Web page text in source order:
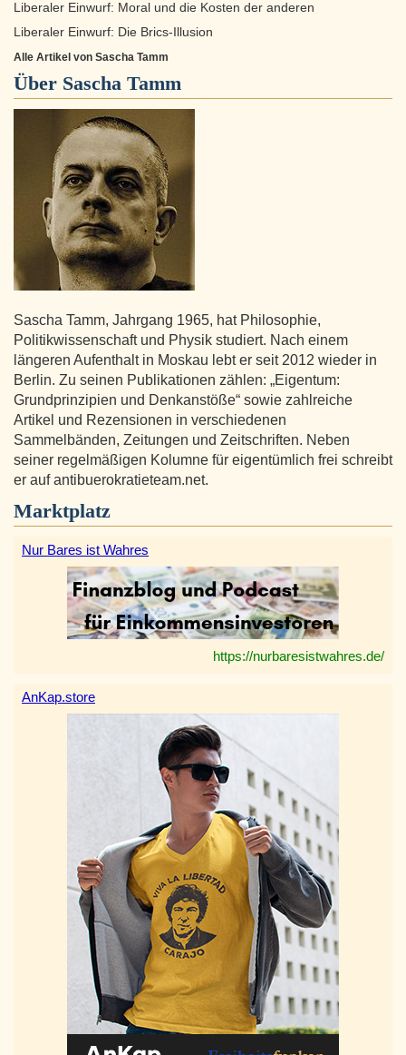
Liberaler Einwurf: Moral und die Kosten der anderen
Liberaler Einwurf: Die Brics-Illusion
Alle Artikel von Sascha Tamm
Über Sascha Tamm
Sascha Tamm, Jahrgang 1965, hat Philosophie,
Politikwissenschaft und Physik studiert. Nach einem
längeren Aufenthalt in Moskau lebt er seit 2012 wieder in
Berlin. Zu seinen Publikationen zählen: „Eigentum:
Grundprinzipien und Denkanstöße“ sowie zahlreiche
Artikel und Rezensionen in verschiedenen
Sammelbänden, Zeitungen und Zeitschriften. Neben
seiner regelmäßigen Kolumne für eigentümlich frei schreibt
er auf antibuerokratieteam.net.
Marktplatz
Nur Bares ist Wahres
https://nurbaresistwahres.de/
AnKap.store